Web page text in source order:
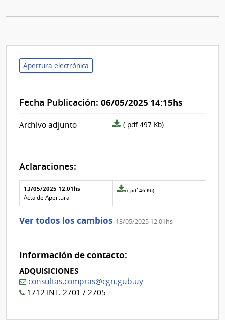
Apertura electrónica
Fecha Publicación: 06/05/2025 14:15hs
Archivo adjunto
archivo
(.pdf 497 Kb)
Aclaraciones:
Aclaraciones del llamado
Fecha y
texto de
la
Archivo
de la
13/05/2025 12:01hs
Acta de Apertura
Archivo
de
aclaración
0
(.pdf 46 Kb)
Ver todos los cambios 13/05/2025 12:01hs
Información de contacto:
ADQUISICIONES
consultas.compras@cgn.gub.uy
1712 INT. 2701 / 2705